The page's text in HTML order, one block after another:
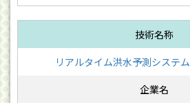
リアルタイム洪水予測システ